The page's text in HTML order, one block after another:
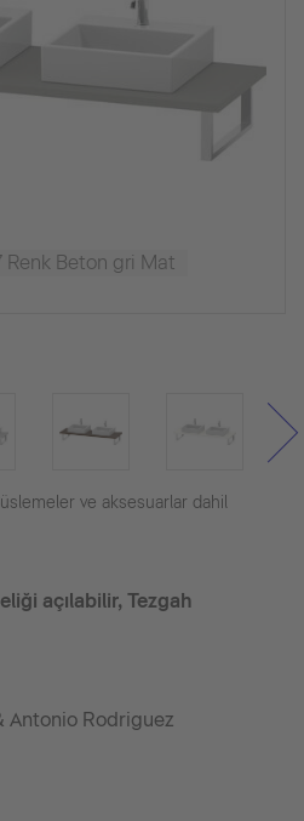
Renk Beton gri Mat
ve aksesuarlar dahil
açılabilir, Tezgah
Antonio Rodriguez